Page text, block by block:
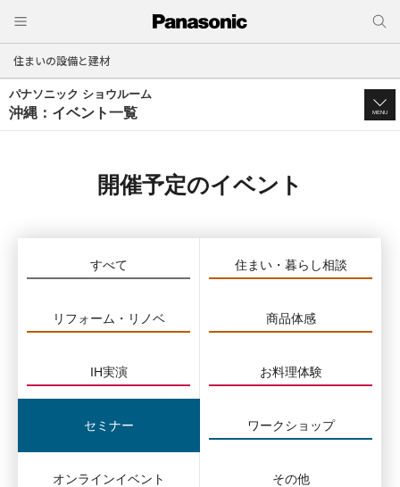
住まいの設備と建材
パナソニック ショウルーム
沖縄：イベント一覧 MENU
開催予定のイベント
すべて 住まい・暮らし相談
リフォーム・リノベ 商品体感
IH実演 お料理体験
セミナー ワークショップ
オンラインイベント その他